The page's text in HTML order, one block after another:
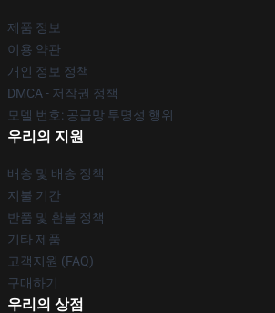
제품 정보
이용 약관
개인 정보 정책
DMCA - 저작권 정책
모델 번호: 공급망 투명성 행위
우리의 지원
배송 및 배송 정책
지불 기간
반품 및 환불 정책
기타 제품
고객지원 (FAQ)
구매하기
우리의 상점